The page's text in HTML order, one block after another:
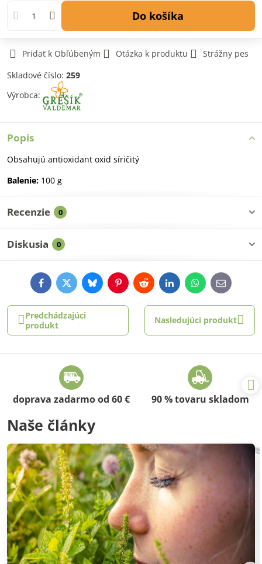
Do košíka
Pridať k Obľúbeným Otázka k produktu
Strážny pes
Skladové číslo: 259
Výrobca:
Popis
Obsahujú antioxidant oxid síričitý
Balenie: 100 g
Recenzie 0
Diskusia 0
FacebookTwitterBlueskyPinterestRedditLinkedInWhatsApp
E-
mail
Predchádzajúci
produkt
Nasledujúci produkt
doprava zadarmo od 60 € 90 % tovaru skladom
Naše články